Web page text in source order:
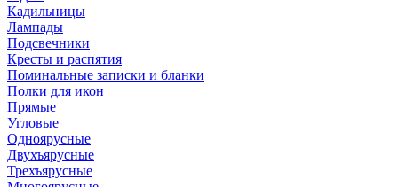
Кадильницы
Лампады
Подсвечники
Кресты и распятия
Поминальные записки и бланки
Полки для икон
Прямые
Угловые
Одноярусные
Двухъярусные
Трехъярусные